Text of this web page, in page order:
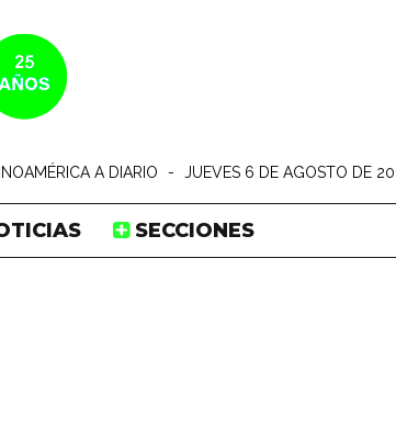
A DIARIO - JUEVES 6 DE AGOSTO DE
SECCIONES